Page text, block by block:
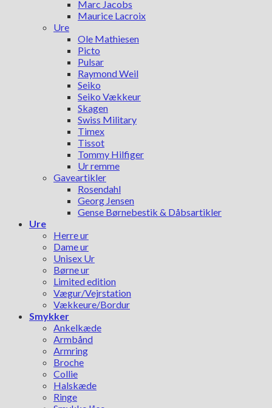
Marc Jacobs
Maurice Lacroix
Ure
Ole Mathiesen
Picto
Pulsar
Raymond Weil
Seiko
Seiko Vækkeur
Skagen
Swiss Military
Timex
Tissot
Tommy Hilfiger
Ur remme
Gaveartikler
Rosendahl
Georg Jensen
Gense Børnebestik & Dåbsartikler
Ure
Herre ur
Dame ur
Unisex Ur
Børne ur
Limited edition
Vægur/Vejrstation
Vækkeure/Bordur
Smykker
Ankelkæde
Armbånd
Armring
Broche
Collie
Halskæde
Ringe